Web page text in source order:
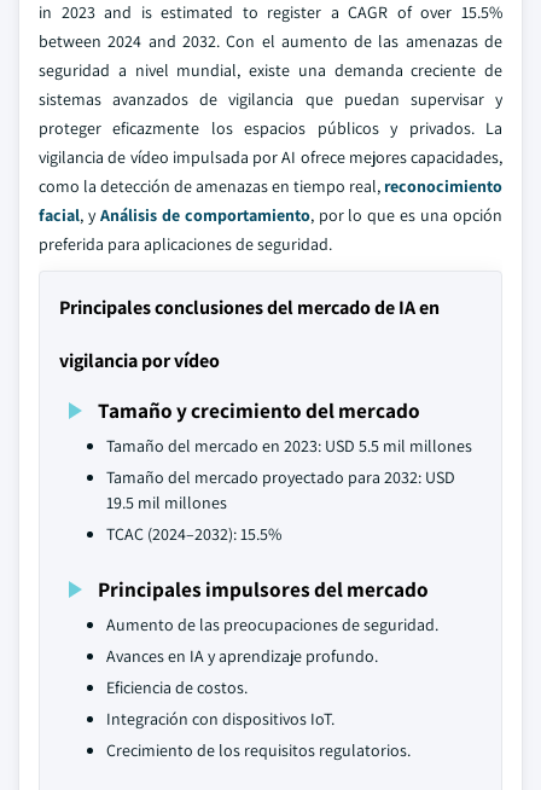
in 2023 and is estimated to register a CAGR of over 15.5%
between 2024 and 2032. Con el aumento de las amenazas de
seguridad a nivel mundial, existe una demanda creciente de
sistemas avanzados de vigilancia que puedan supervisar y
proteger eficazmente los espacios públicos y privados. La
vigilancia de vídeo impulsada por AI ofrece mejores capacidades,
como la detección de amenazas en tiempo real, reconocimiento
facial, yAnálisis de comportamiento, por lo que es una opción
preferida para aplicaciones de seguridad.
Principales conclusiones del mercado de IA en
vigilancia por vídeo
Tamaño y crecimiento del mercado
Tamaño del mercado en 2023: USD 5.5 mil millones
Tamaño del mercado proyectado para 2032: USD
19.5 mil millones
TCAC (2024–2032): 15.5%
Principales impulsores del mercado
Aumento de las preocupaciones de seguridad.
Avances en IA y aprendizaje profundo.
Eficiencia de costos.
Integración con dispositivos IoT.
Crecimiento de los requisitos regulatorios.